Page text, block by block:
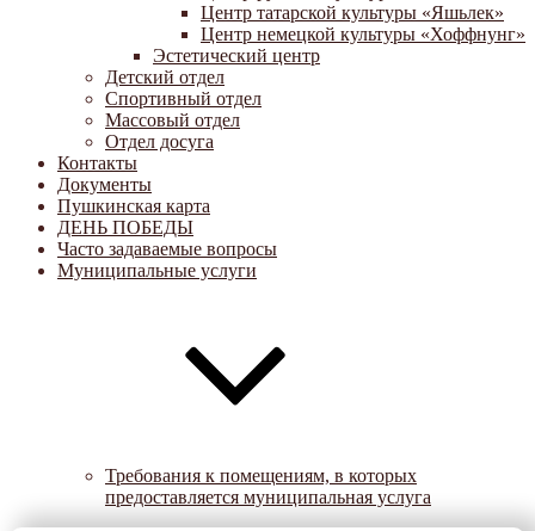
Центр татарской культуры «Яшьлек»
Центр немецкой культуры «Хоффнунг»
Эстетический центр
Детский отдел
Спортивный отдел
Массовый отдел
Отдел досуга
Контакты
Документы
Пушкинская карта
ДЕНЬ ПОБЕДЫ
Часто задаваемые вопросы
Муниципальные услуги
Требования к помещениям, в которых
предоставляется муниципальная услуга